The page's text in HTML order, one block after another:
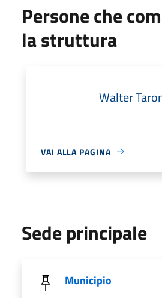
Persone che
la struttura
Walter
VAI ALLA PAGINA
Sede principale
Municipio